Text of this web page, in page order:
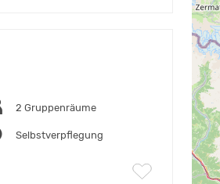
2 Gruppenräume
Selbstverpflegung